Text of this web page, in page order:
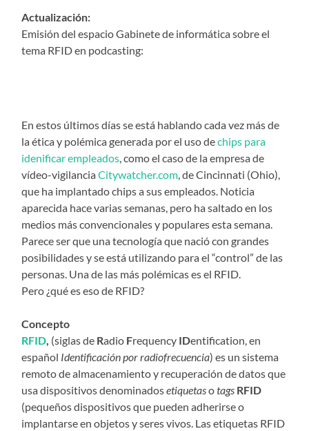
Actualización:
Emisión del espacio Gabinete de informática sobre el
tema RFID en podcasting:
En estos últimos días se está hablando cada vez más de
la ética y polémica generada por el uso dechips para
idenificar empleados, como el caso de la empresa de
vídeo-vigilanciaCitywatcher.com, de Cincinnati (Ohio),
que ha implantado chips a sus empleados. Noticia
aparecida hace varias semanas, pero ha saltado en los
medios más convencionales y populares esta semana.
Parece ser que una tecnología que nació con grandes
posibilidades y se está utilizando para el “control” de las
personas. Una de las más polémicas es el RFID.
Pero ¿qué es eso de RFID?
Concepto
RFID, (siglas de Radio Frequency IDentification, en
español Identificación por radiofrecuencia) es un sistema
remoto de almacenamiento y recuperación de datos que
usa dispositivos denominadosetiquetasotags RFID
(pequeños dispositivos que pueden adherirse o
implantarse en objetos y seres vivos. Las etiquetas RFID